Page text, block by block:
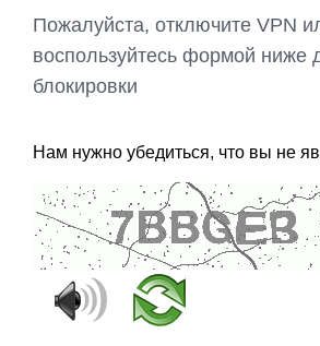
Пожалуйста, отключите VPN
воспользуйтесь формой ниже
блокировки
Нам нужно убедиться, что вы не